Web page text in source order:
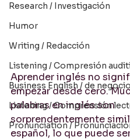
Research / Investigación
Humor
Writing / Redacción
Listening / Compresión
Business English / de
Listening / Comprensión
Pronunciation /
Aprender inglés no
empezar desde cero.
palabras en inglés son
sorprendentemente
español, lo que puede